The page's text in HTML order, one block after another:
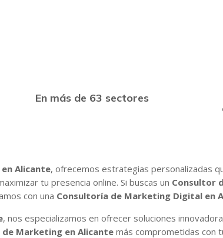
En más de 63 sectores
Alicante, ofrecemos estrategias personalizadas
tu presencia online. Si buscas un Consultor
con una Consultoría de Marketing Digital en
, nos especializamos en ofrecer soluciones
de Marketing en Alicante más comprometidas con